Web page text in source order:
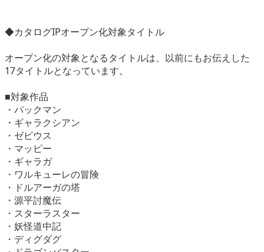
◆カタログIPオープン化対象タイトル
オープン化の対象となるタイトルは、以前にもお伝えした
17タイトルとなっています。
■対象作品
・パックマン
・ギャラクシアン
・ゼビウス
・マッピー
・ギャラガ
・ワルキューレの冒険
・ドルアーガの塔
・源平討魔伝
・スターラスター
・妖怪道中記
・ディグダグ